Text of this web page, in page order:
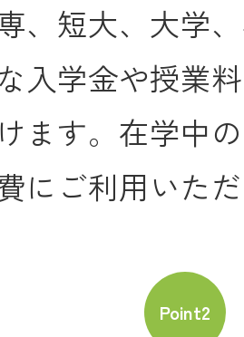
について
店舗・ATM・
、短大、大学
入学金や授業
ます。在学中
にご利用いた
Point2